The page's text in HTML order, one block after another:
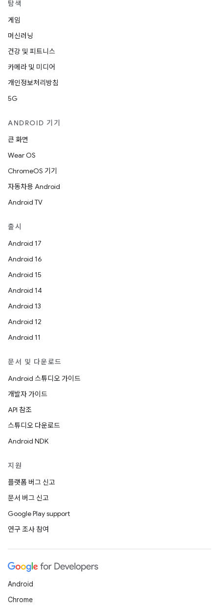
탐색
게임
머신러닝
건강 및 피트니스
카메라 및 미디어
개인정보처리방침
5G
ANDROID 기기
큰 화면
Wear OS
ChromeOS 기기
자동차용 Android
Android TV
출시
Android 17
Android 16
Android 15
Android 14
Android 13
Android 12
Android 11
문서 및 다운로드
Android 스튜디오 가이드
개발자 가이드
API 참조
스튜디오 다운로드
Android NDK
지원
플랫폼 버그 신고
문서 버그 신고
Google Play support
연구 조사 참여
Android
Chrome